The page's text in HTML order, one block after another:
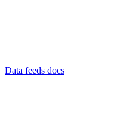
Data feeds docs